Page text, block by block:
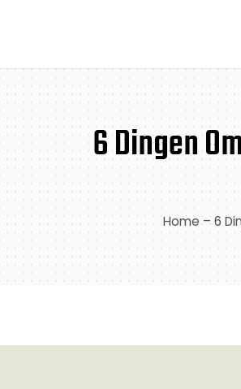
6 Dingen
Home – 6